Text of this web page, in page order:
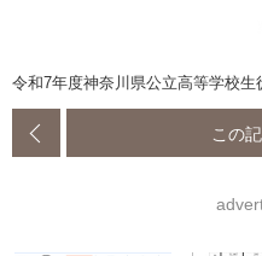
令和7年度神奈川県公立高等学校生
この